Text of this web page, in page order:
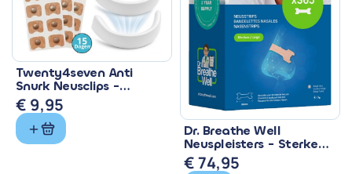
Twenty4seven Anti
Snurk Neusclips -
Magnetische
Neusspreiders 15 Paar
€ 9,95
Dr. Breathe Well
Neuspleisters - Sterke
Anti Snurk Pleisters
€74,95